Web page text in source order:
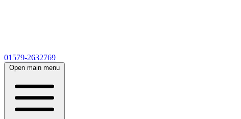
01579-2632769
Open main menu